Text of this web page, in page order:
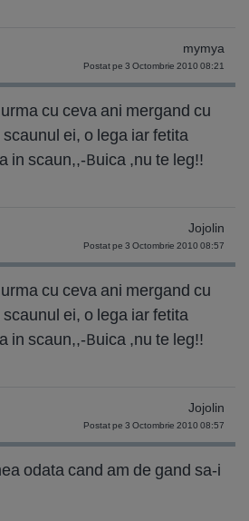
mymya
Postat pe 3 Octombrie 2010 08:21
cu ceva ani mergand cu
ei, o lega iar fetita
in scaun,,-Buica ,nu te leg!!
Jojolin
Postat pe 3 Octombrie 2010 08:57
cu ceva ani mergand cu
ei, o lega iar fetita
in scaun,,-Buica ,nu te leg!!
Jojolin
Postat pe 3 Octombrie 2010 08:57
odata cand am de gand sa-i